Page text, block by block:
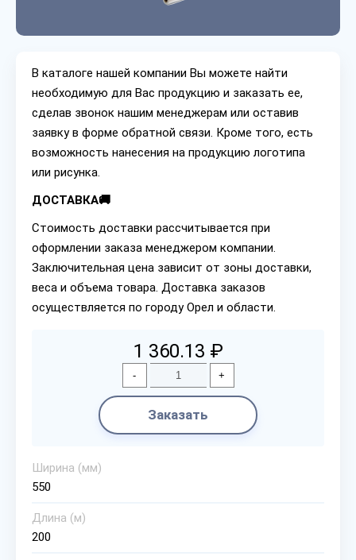
В каталоге нашей компании Вы можете найти
необходимую для Вас продукцию и заказать ее,
сделав звонок нашим менеджерам или оставив
заявку в форме обратной связи. Кроме того, есть
возможность нанесения на продукцию логотипа
или рисунка.
ДОСТАВКА🚚
Стоимость доставки рассчитывается при
оформлении заказа менеджером компании.
Заключительная цена зависит от зоны доставки,
веса и объема товара. Доставка заказов
осуществляется по городу Орел и области.
1 360.13 ₽
- +
Заказать
Ширина (мм)
550
Длина (м)
200